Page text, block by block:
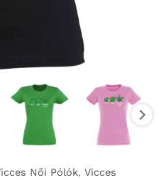
Női Pólók,Vicces